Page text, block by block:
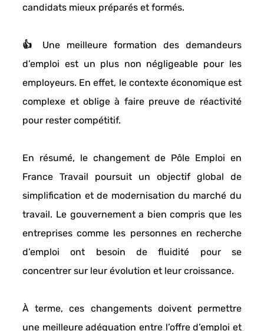
candidats mieux préparés et formés.
👍 Une meilleure formation des demandeurs
d’emploi est un plus non négligeable pour les
employeurs. En effet, le contexte économique est
complexe et oblige à faire preuve de réactivité
pour rester compétitif.
En résumé, le changement de Pôle Emploi en
France Travail
poursuit un objectif global de
simplification et de modernisation du marché du
travail. Le gouvernement a bien compris que les
entreprises comme les personnes en recherche
d’emploi ont besoin de fluidité pour se
concentrer sur leur évolution et leur croissance.
À terme, ces changements doivent permettre
une meilleure adéquation entre l’offre d’emploi et